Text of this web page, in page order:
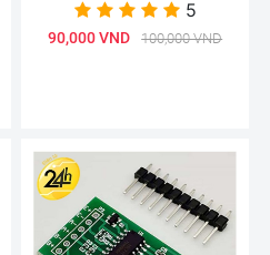
5
90,000 VND 100,000 VND